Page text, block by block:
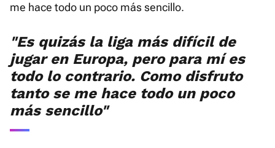
me hace todo un poco más sencillo.
"Es quizás la liga más difícil de
jugar en Europa, pero para mí es
todo lo contrario. Como disfruto
tanto se me hace todo un poco
más sencillo"